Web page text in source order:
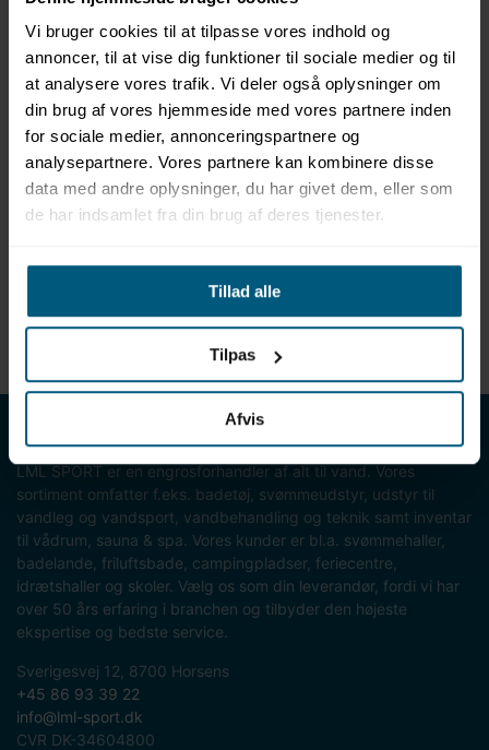
Vi bruger cookies til at tilpasse vores indhold og
annoncer, til at vise dig funktioner til sociale medier og til
at analysere vores trafik. Vi deler også oplysninger om
din brug af vores hjemmeside med vores partnere inden
for sociale medier, annonceringspartnere og
analysepartnere. Vores partnere kan kombinere disse
data med andre oplysninger, du har givet dem, eller som
de har indsamlet fra din brug af deres tjenester.
Tillad alle
Tilpas
Afvis
Produkttype: RFID-element
Tilslutningskabel: 20 m
Velegnet til: EOSafe D
Kompatibel med:
EOS Econ-serien
EOS Compact-serien
EOS EmoTec-serien
EOS EmoStyle-serien
EOS EmoTouch 3 (Sauna)
Teknisk datablad (EOSAFE D)
LML SPORT - Alt til vand
LML SPORT er en engrosforhandler af alt til vand. Vores
sortiment omfatter f.eks. badetøj, svømmeudstyr, udstyr til
vandleg og vandsport, vandbehandling og teknik samt inventar
til vådrum, sauna & spa. Vores kunder er bl.a. svømmehaller,
badelande, friluftsbade, campingpladser, feriecentre,
idrætshaller og skoler. Vælg os som din leverandør, fordi vi har
over 50 års erfaring i branchen og tilbyder den højeste
ekspertise og bedste service.
Sverigesvej 12, 8700 Horsens
+45 86 93 39 22
info@lml-sport.dk
CVR DK-34604800